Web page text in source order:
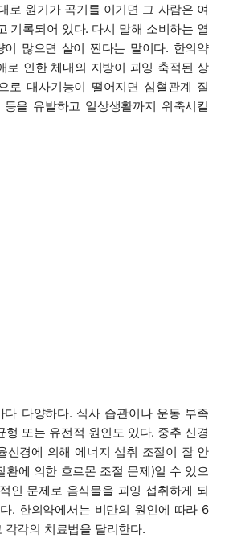
로 원기가 곡기를 이기면 그 사람은 여
기록되어 있다. 다시 말해 소비하는 열
이 많으면 살이 찐다는 말이다. 한의약
로 인한 체내의 지방이 과잉 축적된 상
로 대사기능이 떨어지면 심혈관계 질
을 유발하고 일상생활까지 위축시킬
다 다양하다. 식사 습관이나 운동 부족
형 또는 유전적 원인도 있다. 중추 신경
신경에 의해 에너지 섭취 조절이 잘 안
환에 의한 호르몬 조절 문제)일 수 있으
인 문제로 음식물을 과잉 섭취하게 되
. 한의약에서는 비만의 원인에 따라 6
각각의 치료법을 달리한다.